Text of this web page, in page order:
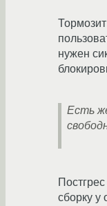
нужен
Есть
сборку у